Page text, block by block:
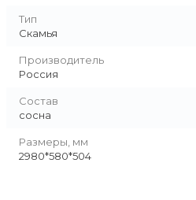
Тип
Скамья
Производитель
Россия
Состав
сосна
Размеры, мм
2980*580*504